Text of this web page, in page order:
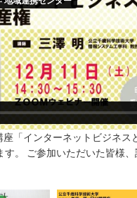
「インターネットビジネス
。 ご参加いただいた皆様、